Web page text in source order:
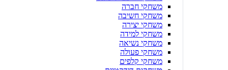
משחקי חברה
משחקי חשיבה
משחקי יצירה
משחקי למידה
משחקי נשיאה
משחקי פעולה
משחקי קלפים